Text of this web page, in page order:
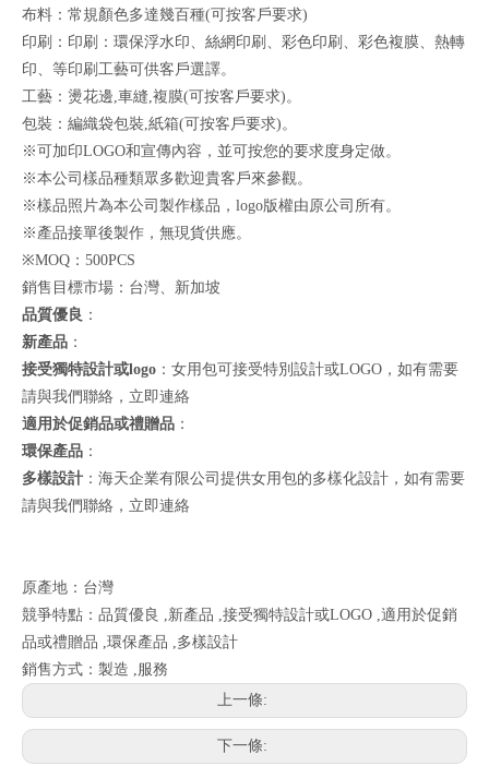
布料：常規顏色多達幾百種(可按客戶要求)
印刷：印刷：環保浮水印、絲網印刷、彩色印刷、彩色複膜、熱轉
印、等印刷工藝可供客戶選譯。
工藝：燙花邊,車縫,複膜(可按客戶要求)。
包裝：編織袋包裝,紙箱(可按客戶要求)。
※可加印LOGO和宣傳內容，並可按您的要求度身定做。
※本公司樣品種類眾多歡迎貴客戶來參觀。
※樣品照片為本公司製作樣品，logo版權由原公司所有。
※產品接單後製作，無現貨供應。
※MOQ：500PCS
銷售目標市場：台灣、新加坡
品質優良 ：
新產品 ：
接受獨特設計或logo ：女用包可接受特別設計或LOGO，如有需要
請與我們聯絡， 立即連絡
適用於促銷品或禮贈品 ：
環保產品 ：
多樣設計 ：海天企業有限公司提供女用包的多樣化設計，如有需要
請與我們聯絡， 立即連絡
原產地：台灣
競爭特點：品質優良 ,新產品 ,接受獨特設計或LOGO ,適用於促銷
品或禮贈品 ,環保產品 ,多樣設計
銷售方式：製造 ,服務
上一條:
下一條: